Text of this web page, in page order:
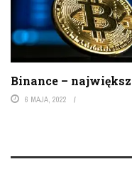
Binance –
6 MAJA, 2022